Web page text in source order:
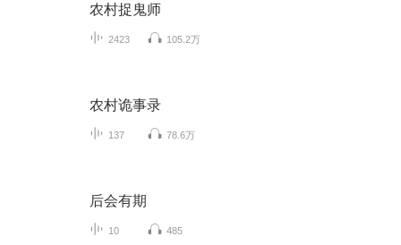
农村捉鬼师
2423 105.2万
农村诡事录
137 78.6万
后会有期
10 485